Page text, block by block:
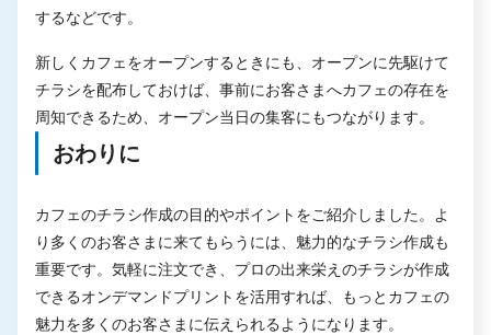
するなどです。
新しくカフェをオープンするときにも、オープンに先駆けて
チラシを配布しておけば、事前にお客さまへカフェの存在を
周知できるため、オープン当日の集客にもつながります。
おわりに
カフェのチラシ作成の目的やポイントをご紹介しました。よ
り多くのお客さまに来てもらうには、魅力的なチラシ作成も
重要です。気軽に注文でき、プロの出来栄えのチラシが作成
できるオンデマンドプリントを活用すれば、もっとカフェの
魅力を多くのお客さまに伝えられるようになります。